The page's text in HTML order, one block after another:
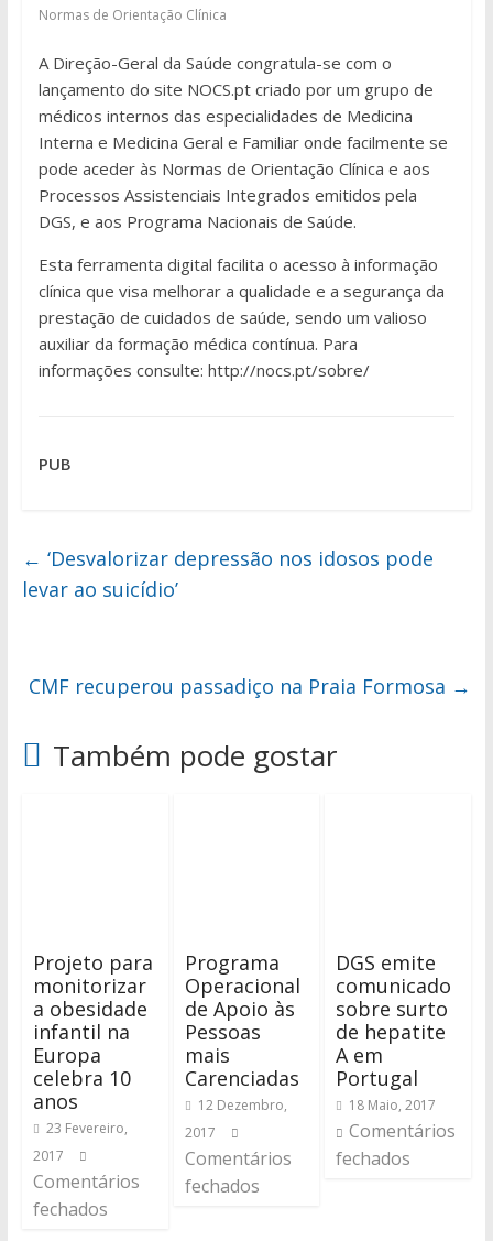
Normas de Orientação Clínica
A Direção-Geral da Saúde congratula-se com o
lançamento do site NOCS.pt criado por um grupo de
médicos internos das especialidades de Medicina
Interna e Medicina Geral e Familiar onde facilmente se
pode aceder às Normas de Orientação Clínica e aos
Processos Assistenciais Integrados emitidos pela
DGS, e aos Programa Nacionais de Saúde.
Esta ferramenta digital facilita o acesso à informação
clínica que visa melhorar a qualidade e a segurança da
prestação de cuidados de saúde, sendo um valioso
auxiliar da formação médica contínua. Para
informações consulte: http://nocs.pt/sobre/
PUB
← ‘Desvalorizar depressão nos idosos pode
levar ao suicídio’
CMF recuperou passadiço na Praia Formosa →
Também pode gostar
Projeto para
monitorizar
a obesidade
infantil na
Europa
celebra 10
anos
23 Fevereiro,
2017
Comentários
fechados
Programa
Operacional
de Apoio às
Pessoas
mais
Carenciadas
12 Dezembro,
2017
Comentários
fechados
DGS emite
comunicado
sobre surto
de hepatite
A em
Portugal
18 Maio, 2017
Comentários
fechados